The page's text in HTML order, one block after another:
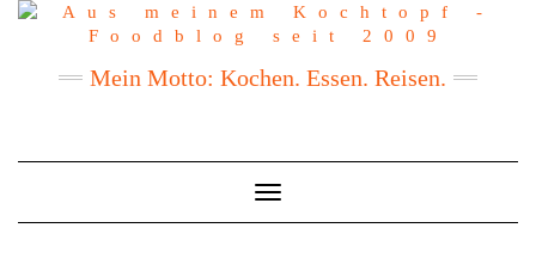
Mein Motto: Kochen. Essen. Reisen.
Toggle
Navigation